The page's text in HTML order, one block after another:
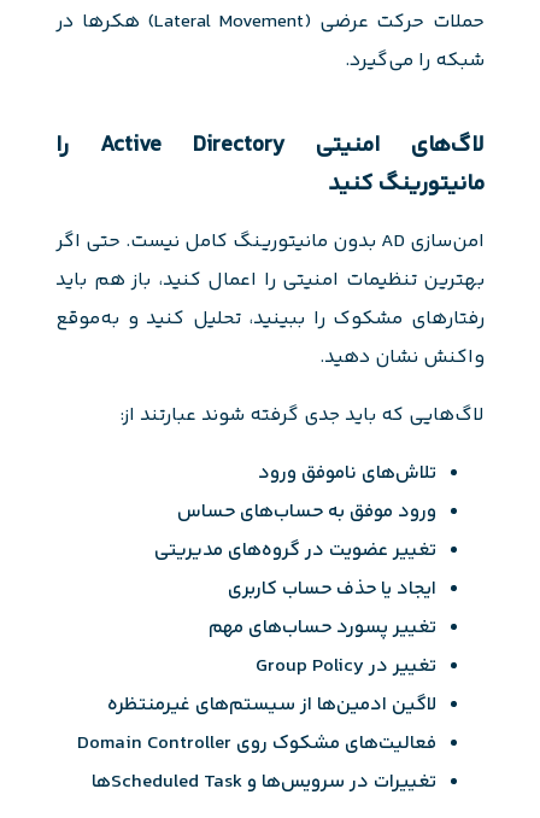
حملات حرکت عرضی (Lateral Movement) هکرها در
شبکه را می‌گیرد.
لاگ‌های امنیتی Active Directory را
مانیتورینگ کنید
امن‌سازی AD بدون مانیتورینگ کامل نیست. حتی اگر
بهترین تنظیمات امنیتی را اعمال کنید، باز هم باید
رفتارهای مشکوک را ببینید، تحلیل کنید و به‌موقع
واکنش نشان دهید.
لاگ‌هایی که باید جدی گرفته شوند عبارتند از:
تلاش‌های ناموفق ورود
ورود موفق به حساب‌های حساس
تغییر عضویت در گروه‌های مدیریتی
ایجاد یا حذف حساب کاربری
تغییر پسورد حساب‌های مهم
تغییر در Group Policy
لاگین ادمین‌ها از سیستم‌های غیرمنتظره
فعالیت‌های مشکوک روی Domain Controller
تغییرات در سرویس‌ها و Scheduled Taskها